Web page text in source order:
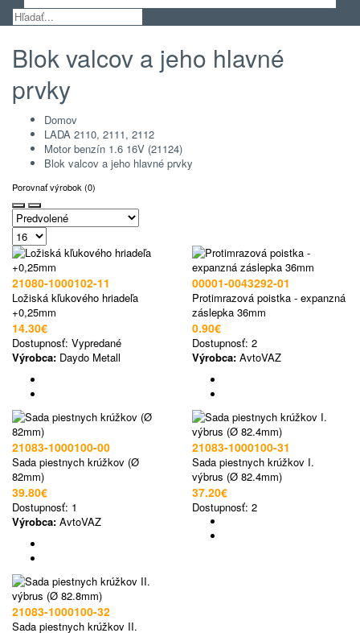
Blok valcov a jeho hlavné
prvky
Domov
LADA 2110, 2111, 2112
Motor benzín 1.6 16V (21124)
Blok valcov a jeho hlavné prvky
Porovnať výrobok (0)
21080-1000102-11
Ložiská kľukového hriadeľa
+0,25mm
14.30€
Dostupnosť: Vypredané
Výrobca: Daydo Metall
00001-0043292-01
Protimrazová poistka - expanzná
záslepka 36mm
0.90€
Dostupnosť: 2
Výrobca: AvtoVAZ
21083-1000100-00
Sada piestnych krúžkov (Ø
82mm)
39.80€
Dostupnosť: 1
Výrobca: AvtoVAZ
21083-1000100-31
Sada piestnych krúžkov I.
výbrus (Ø 82.4mm)
37.20€
Dostupnosť: 2
21083-1000100-32
Sada piestnych krúžkov II.